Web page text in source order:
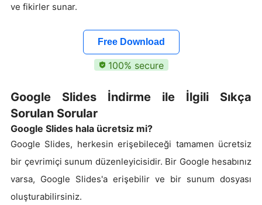
ve fikirler sunar.
Free Download
100% secure
Google Slides İndirme ile İlgili Sıkça
Sorulan Sorular
Google Slides hala ücretsiz mi?
Google Slides, herkesin erişebileceği tamamen ücretsiz
bir çevrimiçi sunum düzenleyicisidir. Bir Google hesabınız
varsa, Google Slides'a erişebilir ve bir sunum dosyası
oluşturabilirsiniz.